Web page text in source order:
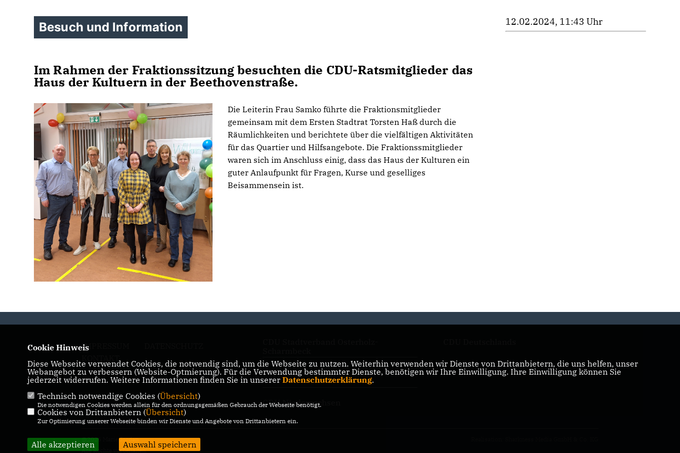
Besuch und Information
Im Rahmen der Fraktionssitzung besuchten die CDU-Ratsmitglieder das
Haus der Kultuern in der Beethovenstraße.
Die Leiterin Frau Samko führte die Fraktionsmitglieder
gemeinsam mit dem Ersten Stadtrat Torsten Haß durch die
Räumlichkeiten und berichtete über die vielfältigen Aktivitäten
für das Quartier und Hilfsangebote. Die Fraktionssmitglieder
waren sich im Anschluss einig, dass das Haus der Kulturen ein
guter Anlaufpunkt für Fragen, Kurse und geselliges
Beisammensein ist.
12.02.2024, 11:43 Uhr
IMPRESSUM
CDU Kreisverband Osterholz
CDU Niedersachsen
@2026 Marie Jordan
Alle Rechte vorbehalten.
Cookie Hinweis
Diese Webseite verwendet Cookies, die notwendig sind, um die Webseite zu nutzen. Weiterhin verwenden wir Dienste von Drittanbietern, die uns helfen, unser
Webangebot zu verbessern (Website-Optmierung). Für die Verwendung bestimmter Dienste, benötigen wir Ihre Einwilligung. Ihre Einwilligung können Sie
jederzeit widerrufen. Weitere Informationen finden Sie in unserer Datenschutzerklärung.
Technisch notwendige Cookies (Übersicht)
Die notwendigen Cookies werden allein für den ordnungsgemäßen Gebrauch der Webseite benötigt.
Cookies von Drittanbietern (Übersicht)
Zur Optimierung unserer Webseite binden wir Dienste und Angebote von Drittanbietern ein.
Alle akzeptieren Auswahl speichern